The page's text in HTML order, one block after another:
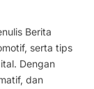
Berita
serta tips
Dengan
dan